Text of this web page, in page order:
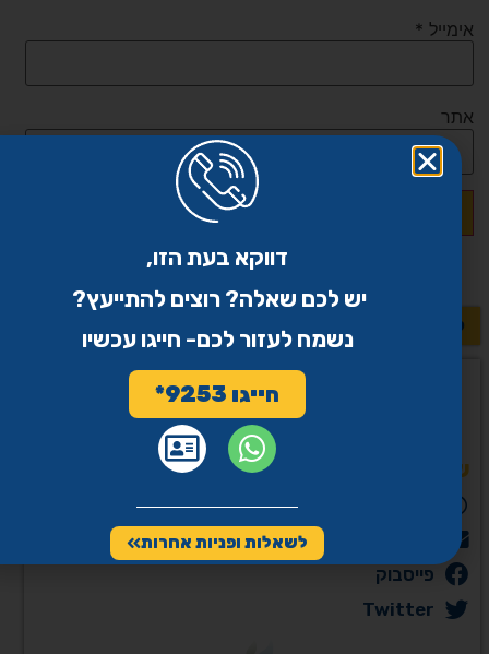
אימייל *
אתר
לשאלות נוספות >>
שיתוף
פייסבוק
Twitter
דווקא בעת הזו,
יש לכם שאלה? רוצים להתייעץ?
נשמח לעזור לכם- חייגו עכשיו
חייגו 9253*
לשאלות ופניות אחרות